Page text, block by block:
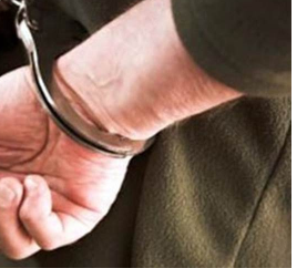
دولية
المرأة
فنية
منوعة